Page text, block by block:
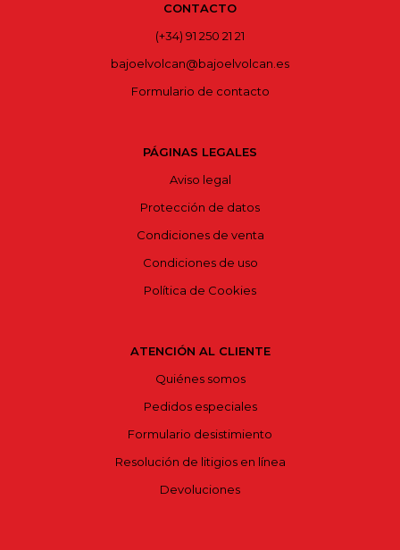
CONTACTO
(+34) 91 250 21 21
bajoelvolcan@bajoelvolcan.es
Formulario de contacto
PÁGINAS LEGALES
Aviso legal
Protección de datos
Condiciones de venta
Condiciones de uso
Política de Cookies
ATENCIÓN AL CLIENTE
Quiénes somos
Pedidos especiales
Formulario desistimiento
Resolución de litigios en línea
Devoluciones